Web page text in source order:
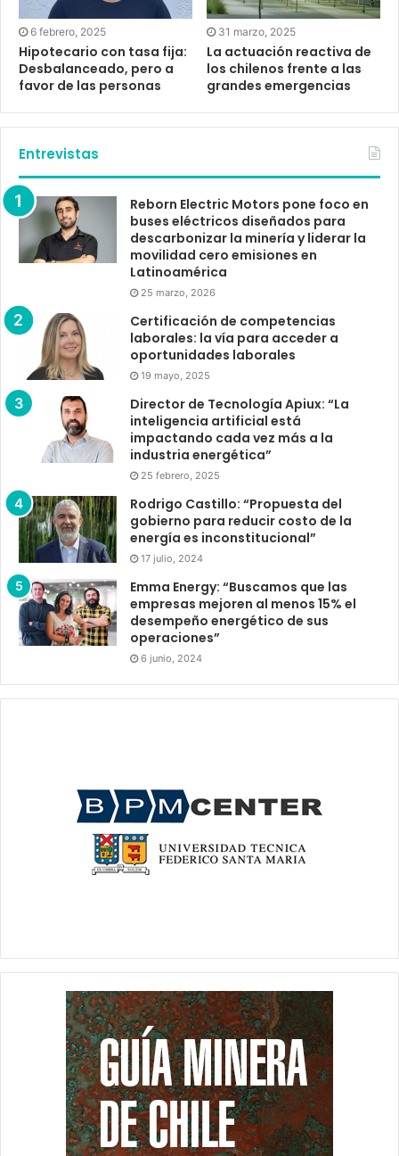
6 febrero, 2025
Hipotecario con tasa fija:
Desbalanceado, pero a
favor de las personas
31 marzo, 2025
La actuación reactiva de
los chilenos frente a las
grandes emergencias
Entrevistas
Reborn Electric Motors pone foco en
buses eléctricos diseñados para
descarbonizar la minería y liderar la
movilidad cero emisiones en
Latinoamérica
25 marzo, 2026
Certificación de competencias
laborales: la vía para acceder a
oportunidades laborales
19 mayo, 2025
Director de Tecnología Apiux: “La
inteligencia artificial está
impactando cada vez más a la
industria energética”
25 febrero, 2025
Rodrigo Castillo: “Propuesta del
gobierno para reducir costo de la
energía es inconstitucional”
17 julio, 2024
Emma Energy: “Buscamos que las
empresas mejoren al menos 15% el
desempeño energético de sus
operaciones”
6 junio, 2024